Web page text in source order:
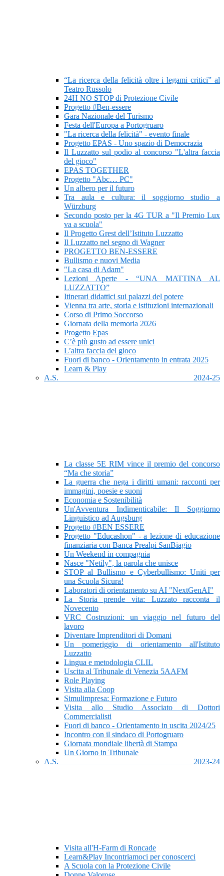
“La ricerca della felicità oltre i legami critici” al
Teatro Russolo
24H NO STOP di Protezione Civile
Progetto #Ben-essere
Gara Nazionale del Turismo
Festa dell'Europa a Portogruaro
"La ricerca della felicità" - evento finale
Progetto EPAS - Uno spazio di Democrazia
Il Luzzatto sul podio al concorso "L'altra faccia
del gioco"
EPAS TOGETHER
Progetto "Abc… PC"
Un albero per il futuro
Tra aula e cultura: il soggiorno studio a
Würzburg
Secondo posto per la 4G TUR a "Il Premio Lux
va a scuola"
Il Progetto Grest dell’Istituto Luzzatto
Il Luzzatto nel segno di Wagner
PROGETTO BEN-ESSERE
Bullismo e nuovi Media
"La casa di Adam"
Lezioni Aperte - “UNA MATTINA AL
LUZZATTO”
Itinerari didattici sui palazzi del potere
Vienna tra arte, storia e istituzioni internazionali
Corso di Primo Soccorso
Giornata della memoria 2026
Progetto Epas
C’è più gusto ad essere unici
L’altra faccia del gioco
Fuori di banco - Orientamento in entrata 2025
Learn & Play
A.S. 2024-25
La classe 5E RIM vince il premio del concorso
“Ma che storia”
La guerra che nega i diritti umani: racconti per
immagini, poesie e suoni
Economia e Sostenibilità
Un'Avventura Indimenticabile: Il Soggiorno
Linguistico ad Augsburg
Progetto #BEN ESSERE
Progetto "Educashon" - a lezione di educazione
finanziaria con Banca Prealpi SanBiagio
Un Weekend in compagnia
Nasce "Netily", la parola che unisce
STOP al Bullismo e Cyberbullismo: Uniti per
una Scuola Sicura!
Laboratori di orientamento su AI "NextGenAI"
La Storia prende vita: Luzzato racconta il
Novecento
VRC Costruzioni: un viaggio nel futuro del
lavoro
Diventare Imprenditori di Domani
Un pomeriggio di orientamento all'Istituto
Luzzatto
Lingua e metodologia CLIL
Uscita al Tribunale di Venezia 5AAFM
Role Playing
Visita alla Coop
Simulimpresa: Formazione e Futuro
Visita allo Studio Associato di Dottori
Commercialisti
Fuori di banco - Orientamento in uscita 2024/25
Incontro con il sindaco di Portogruaro
Giornata mondiale libertà di Stampa
Un Giorno in Tribunale
A.S. 2023-24
Visita all'H-Farm di Roncade
Learn&Play Incontriamoci per conoscerci
A Scuola con la Protezione Civile